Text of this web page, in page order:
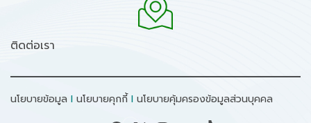
ติดต่อเรา
นโยบายข้อมูล I นโยบายคุกกี้ I นโยบายคุ้มครองข้อมูลส่วนบุคคล